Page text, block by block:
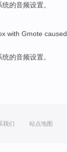
统的音频设置。
with Gmote caused
统的音频设置。
我们 站点地图